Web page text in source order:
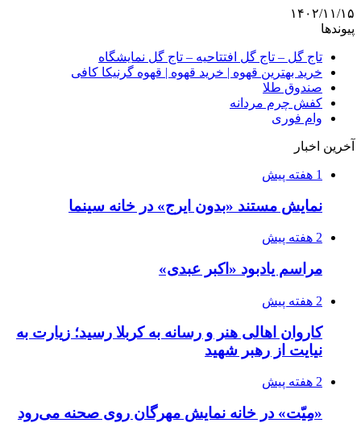
۱۴۰۲/۱۱/۱۵
پیوندها
تاج گل – تاج گل افتتاحیه – تاج گل نمایشگاه
خرید بهترین قهوه | خرید قهوه | قهوه گرنیکا کافی
صندوق طلا
کفش چرم مردانه
وام فوری
آخرین اخبار
1 هفته پیش
نمایش مستند «بدون ایرج» در خانه سینما
2 هفته پیش
مراسم یادبود «اکبر عبدی»
2 هفته پیش
کاروان اهالی هنر و رسانه به کربلا رسید؛ زیارت به
نیایت از رهبر شهید
2 هفته پیش
«مِیّت» در خانه نمایش مهرگان روی صحنه می‌رود